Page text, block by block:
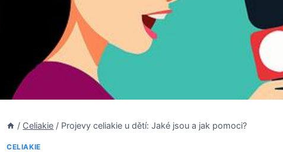
/ Celiakie / Projevy celiakie u dětí: Jaké jsou a jak pomoci?
CELIAKIE